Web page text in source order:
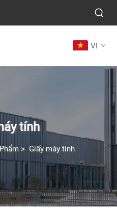
VI
tính
> Giấy máy tính